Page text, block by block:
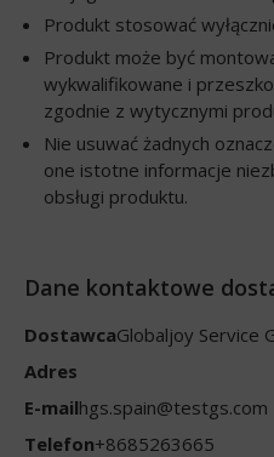
Produkt stosować
Produkt może być
wykwalifikowane i
zgodnie z wytycznymi
Nie usuwać żadnych
one istotne informacje
obsługi produktu.
Dane kontaktowe
DostawcaGlobaljoy Service
Adres
E-mailhgs.spain@testgs.com
Telefon+8685263665